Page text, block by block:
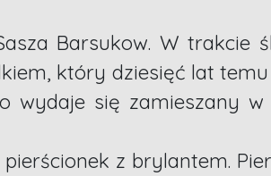
Barsukow. W trakcie
który dziesięć lat temu
wydaje się zamieszany
z brylantem.